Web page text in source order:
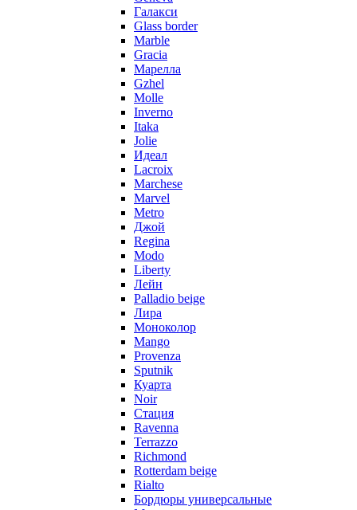
Галакси
Glass border
Marble
Gracia
Марелла
Gzhel
Molle
Inverno
Itaka
Jolie
Идеал
Lacroix
Marchese
Marvel
Metro
Джой
Regina
Modo
Liberty
Лейн
Palladio beige
Лира
Моноколор
Mango
Provenza
Sputnik
Куарта
Noir
Стация
Ravenna
Terrazzo
Richmond
Rotterdam beige
Rialto
Бордюры универсальные